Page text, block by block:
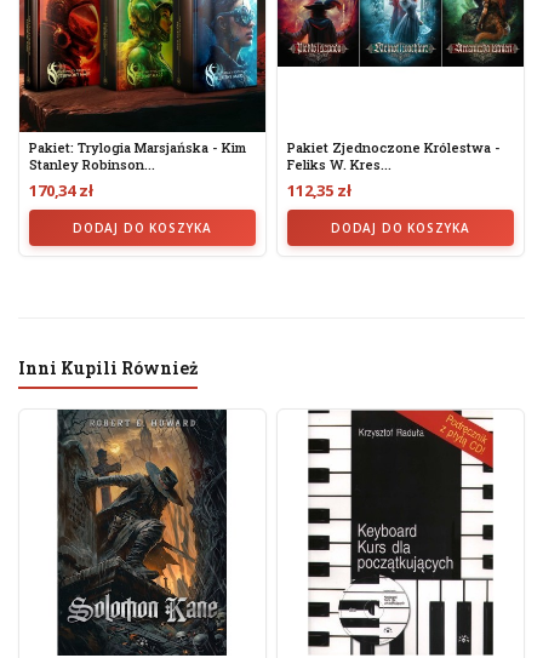
Pakiet: Trylogia Marsjańska - Kim
Stanley Robinson...
170,34 zł
DODAJ DO KOSZYKA
Pakiet Zjednoczone Królestwa -
Feliks W. Kres...
112,35 zł
DODAJ DO KOSZYKA
Inni Kupili Również